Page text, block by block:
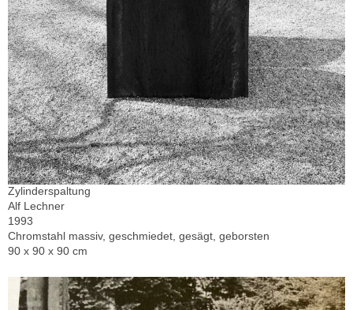
Zylinderspaltung
Alf Lechner
1993
Chromstahl massiv, geschmiedet, gesägt, geborsten
90 x 90 x 90 cm